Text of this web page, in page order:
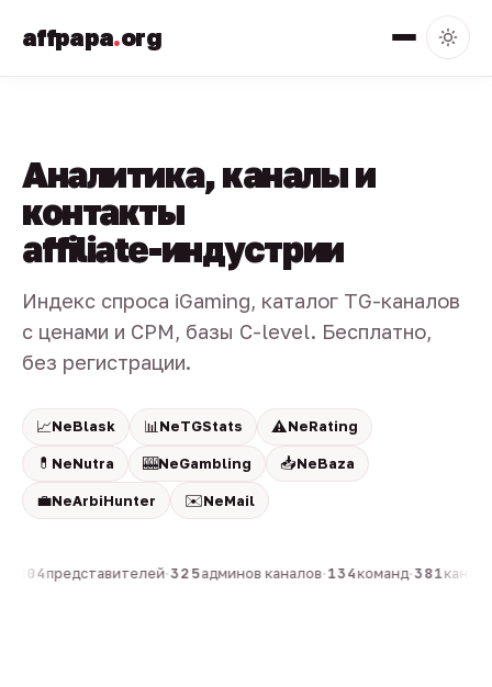
affpapa.org
Аналитика, каналы и
контакты
affiliate-индустрии
Индекс спроса iGaming, каталог TG-каналов
с ценами и CPM, базы C-level. Бесплатно,
без регистрации.
📈NeBlask 📊 NeTGStats ⚠️NeRating
💊 NeNutra 🎰NeGambling 📥NeBaza
💼NeArbiHunter ✉️NeMail
804представителей·325админов каналов·134команд·381